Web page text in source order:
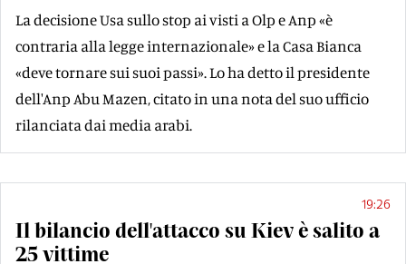
La decisione Usa sullo stop ai visti a Olp e Anp «è
contraria alla legge internazionale» e la Casa Bianca
«deve tornare sui suoi passi». Lo ha detto il presidente
dell'Anp Abu Mazen, citato in una nota del suo ufficio
rilanciata dai media arabi.
19:26
Il bilancio dell'attacco su Kiev è salito a
25 vittime